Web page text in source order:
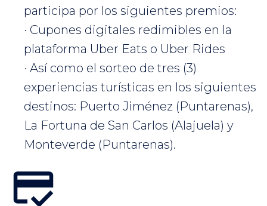
participa por los siguientes premios:
· Cupones digitales redimibles en la
plataforma Uber Eats o Uber Rides
· Así como el sorteo de tres (3)
experiencias turísticas en los siguientes
destinos: Puerto Jiménez (Puntarenas),
La Fortuna de San Carlos (Alajuela) y
Monteverde (Puntarenas).